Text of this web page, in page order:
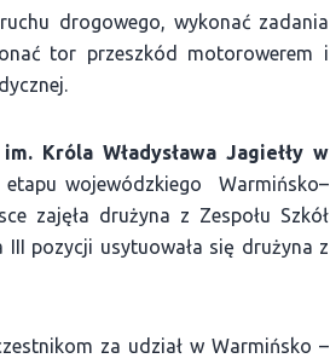
drogowego, wykonać zadania
tor przeszkód motorowerem i
im. Króla Władysława Jagiełły w
wojewódzkiego Warmińsko–
zajęła drużyna z Zespołu Szkół
III pozycji usytuowała się drużyna z
za udział w Warmińsko –